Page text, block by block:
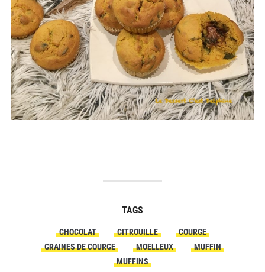
TAGS
CHOCOLAT CITROUILLE
COURGE
GRAINES DE COURGE
MOELLEUX
MUFFIN
MUFFINS